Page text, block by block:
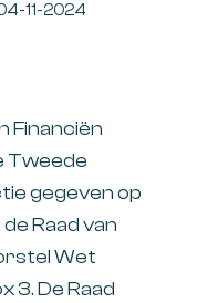
11-2024
Financiën
Tweede
gegeven op
Raad van
Wet
3. De Raad